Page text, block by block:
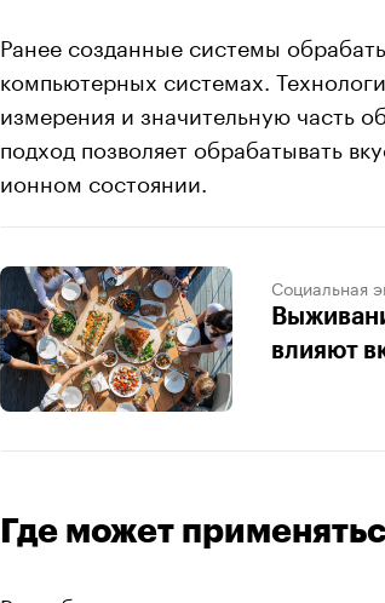
Ранее созданные системы
компьютерных системах.
измерения и значительную часть
подход позволяет обрабатывать
ионном состоянии.
Социальная
влияют
Где может